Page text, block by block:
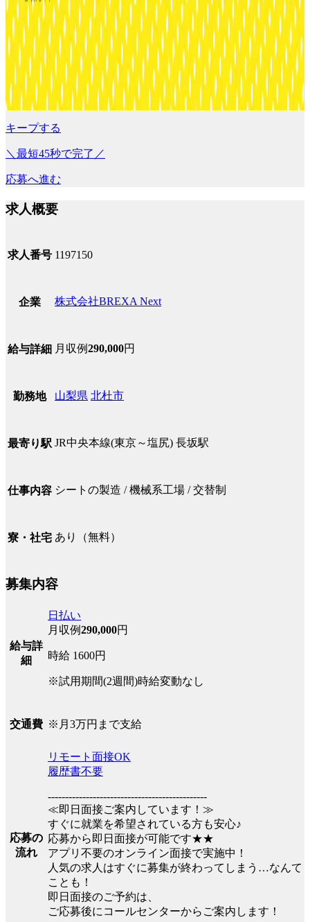
キープする
＼最短45秒で完了／
応募へ進む
求人概要
求人番号 1197150
企業 株式会社BREXA Next
給与詳細 月収例290,000円
勤務地 山梨県 北杜市
最寄り駅 JR中央本線(東京～塩尻) 長坂駅
仕事内容 シートの製造 / 機械系工場 / 交替制
寮・社宅 あり（無料）
募集内容
給与詳
細
日払い
月収例290,000円
時給 1600円
※試用期間(2週間)時給変動なし
交通費 ※月3万円まで支給
応募の
流れ
リモート面接OK
履歴書不要
----------------------------------------------
≪即日面接ご案内しています！≫
すぐに就業を希望されている方も安心♪
応募から即日面接が可能です★★
アプリ不要のオンライン面接で実施中！
人気の求人はすぐに募集が終わってしまう…なんて
ことも！
即日面接のご予約は、
ご応募後にコールセンターからご案内します！